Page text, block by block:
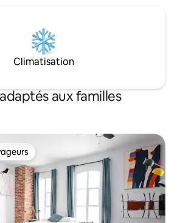
Climatisation
aux familles